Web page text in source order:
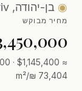
◉ בן-יהודה, Tel Aviv
מחיר מבוקש
≈ $1,145,400 · €993,600
73,404 ₪/m²